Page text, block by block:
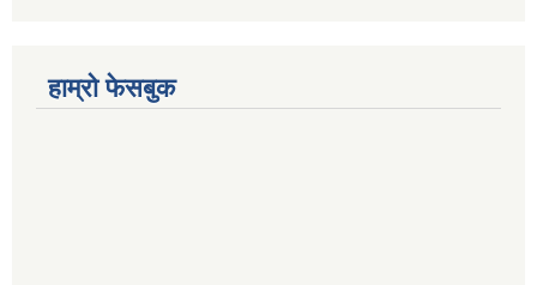
हाम्रो फेसबुक